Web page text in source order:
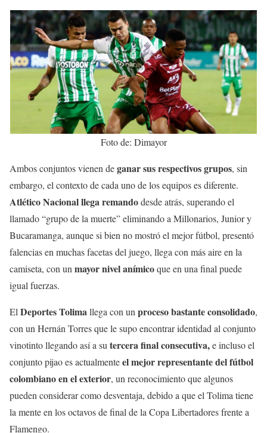
Foto de: Dimayor
Ambos conjuntos vienen deganar sus respectivos grupos, sin
embargo, el contexto de cada uno de los equipos es diferente.
Atlético Nacional llega remandodesde atrás, superando el
llamado “grupo de la muerte” eliminando a Millonarios, Junior y
Bucaramanga, aunque si bien no mostró el mejor fútbol, presentó
falencias en muchas facetas del juego, llega con más aire en la
camiseta, con un mayor nivel anímicoque en una final puede
igual fuerzas.
El Deportes Tolimallega con un proceso bastante consolidado,
con un Hernán Torres que le supo encontrar identidad al conjunto
vinotinto llegando así a su tercera final consecutiva,e incluso el
conjunto pijao es actualmenteel mejor representante del fútbol
colombiano en el exterior, un reconocimiento que algunos
pueden considerar como desventaja, debido a que el Tolima tiene
la mente en los octavos de final de la Copa Libertadores frente a
Flamengo.